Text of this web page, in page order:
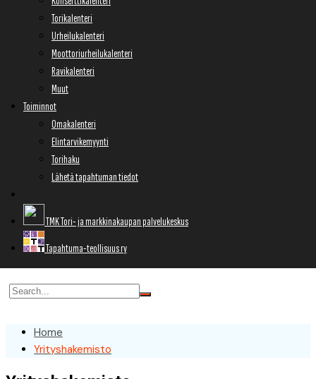
Torikalenteri
Urheilukalenteri
Moottoriurheilukalenteri
Ravikalenteri
Muut
Toiminnot
Omakalenteri
Elintarvikemyynti
Torihaku
Lähetä tapahtuman tiedot
TMK Tori- ja markkinakaupan palvelukeskus
Tapahtuma-teollisuus ry
Home
Yrityshakemisto